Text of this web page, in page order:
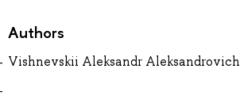
Authors
Vishnevskii Aleksandr Aleksandrovich